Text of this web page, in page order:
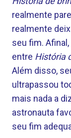
realmente
realmente
seu fim.
entre História
Além disso,
ultrapassou
mais nada a
astronauta
seu fim